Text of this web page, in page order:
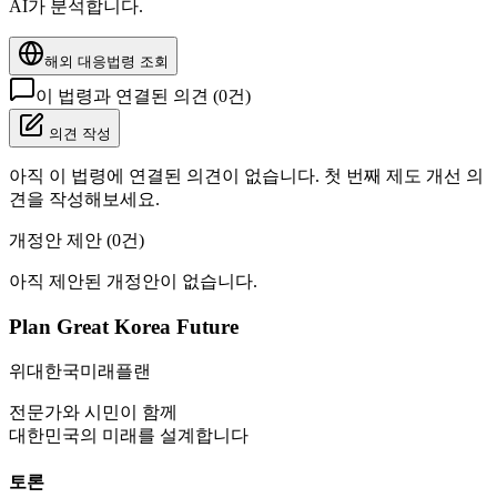
AI가 분석합니다.
해외 대응법령 조회
이 법령과 연결된 의견 (0건)
의견 작성
아직 이 법령에 연결된 의견이 없습니다. 첫 번째 제도 개선 의
견을 작성해보세요.
개정안 제안 (0건)
아직 제안된 개정안이 없습니다.
Plan Great Korea Future
위대한국미래플랜
전문가와 시민이 함께
대한민국의 미래를 설계합니다
토론